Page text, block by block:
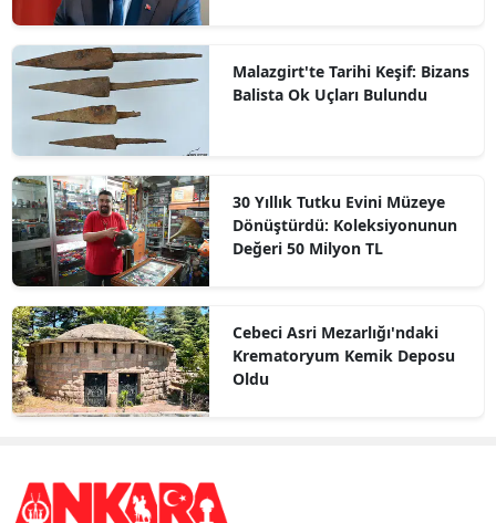
Malazgirt'te Tarihi Keşif: Bizans
Balista Ok Uçları Bulundu
30 Yıllık Tutku Evini Müzeye
Dönüştürdü: Koleksiyonunun
Değeri 50 Milyon TL
Cebeci Asri Mezarlığı'ndaki
Krematoryum Kemik Deposu
Oldu